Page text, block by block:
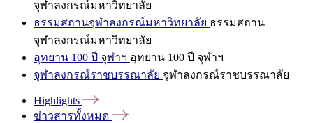
จุฬาลงกรณ์มหาวิทยาลัย
ธรรมสถานจุฬาลงกรณ์มหาวิทยาลัย ธรรมสถาน
จุฬาลงกรณ์มหาวิทยาลัย
อุทยาน 100 ปี จุฬาฯ อุทยาน 100 ปี จุฬาฯ
จุฬาลงกรณ์ราชบรรณาลัย จุฬาลงกรณ์ราชบรรณาลัย
Highlights
ข่าวสารทั้งหมด